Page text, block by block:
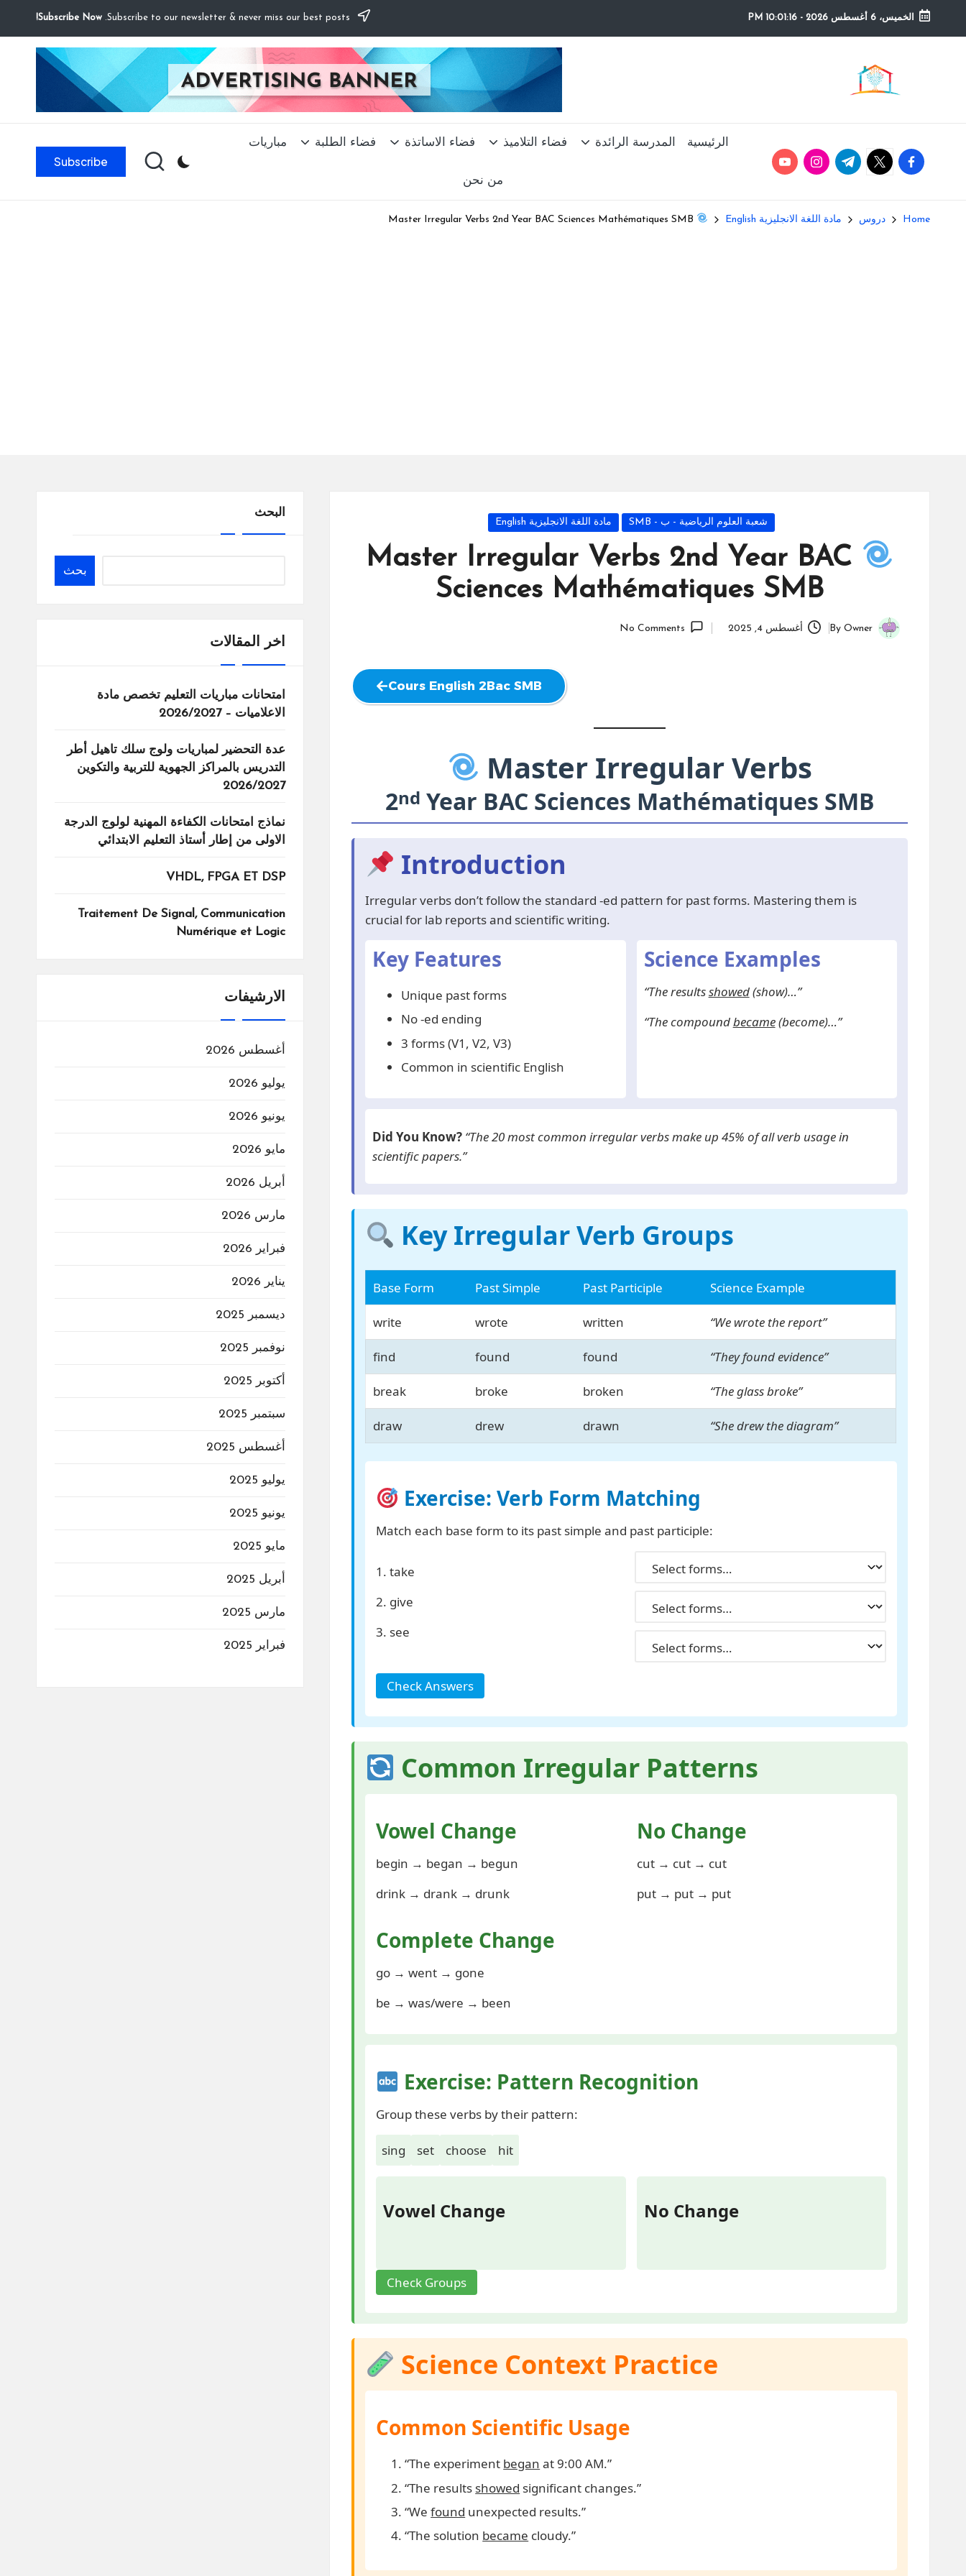
Skip
الخميس، 6 أغسطس 2026 -
10:01:17 PM
Subscribe Now!
م
ع
التعليم
الصريح
facebook.com
twitter.com
t.me
instagram.com
youtube.com
الرئيسية المدرسة الرائدة فضاء التلاميذ فضاء الاساتذة فضاء الطلبة مباريات
من نحن
Subscribe
Home دروس مادة اللغة الانجليزية English
Posted
شعبة العلوم الرياضية - ب - SMB مادة اللغة الانجليزية English
Master Irregular Verbs 2nd Year BAC
Sciences Mathématiques SMB
Posted
By Owner أغسطس 4, 2025 No Comments
Cours English 2Bac SMB
Master Irregular Verbs
2nd Year BAC Sciences Mathématiques SMB
Introduction
Irregular verbs don’t follow the standard -ed pattern for past forms. Mastering them is
crucial for lab reports and scientific writing.
Key Features
Unique past forms
No -ed ending
3 forms (V1, V2, V3)
Common in scientific English
Science Examples
“The resultsshowed(show)…”
“The compoundbecame(become)…”
Did You Know? “The 20 most common irregular verbs make up 45% of all verb usage in
scientific papers.”
Key Irregular Verb Groups
Base Form Past Simple Past Participle Science Example
write wrote written “We wrote the report”
find found found “They found evidence”
break broke broken “The glass broke”
draw drew drawn “She drew the diagram”
Exercise: Verb Form Matching
Match each base form to its past simple and past participle:
1. take
2. give
3. see
Check Answers
Common Irregular Patterns
Vowel Change
begin → began → begun
drink → drank → drunk
No Change
cut → cut → cut
put → put → put
Complete Change
go → went → gone
be → was/were → been
Exercise: Pattern Recognition
Group these verbs by their pattern:
sing set choose hit
Vowel Change No Change
Check Groups
Science Context Practice
Common Scientific Usage
“The experiment began at 9:00 AM.”
“The results showed significant changes.”
“Wefound unexpected results.”
“The solution became cloudy.”
البحث
بحث
اخر المقالات
امتحانات مباريات التعليم تخصص مادة
الاعلاميات – 2026/2027
عدة التحضير لمباريات ولوج سلك تاهيل أطر
التدريس بالمراكز الجهوية للتربية والتكوين
2026/2027
نماذج امتحانات الكفاءة المهنية لولوج الدرجة
الاولى من إطار أستاذ التعليم الابتدائي
VHDL, FPGA ET DSP
Traitement De Signal, Communication
Numérique et Logic
الارشيفات
أغسطس 2026
يوليو 2026
يونيو 2026
مايو 2026
أبريل 2026
مارس 2026
فبراير 2026
يناير 2026
ديسمبر 2025
نوفمبر 2025
أكتوبر 2025
سبتمبر 2025
أغسطس 2025
يوليو 2025
يونيو 2025
مايو 2025
أبريل 2025
مارس 2025
فبراير 2025